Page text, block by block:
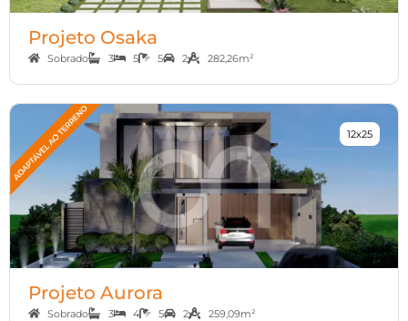
Projeto Osaka
Sobrado 3 5 5 2 282,26m²
12x25
Projeto Aurora
Sobrado 3 4 5 2 259,09m²